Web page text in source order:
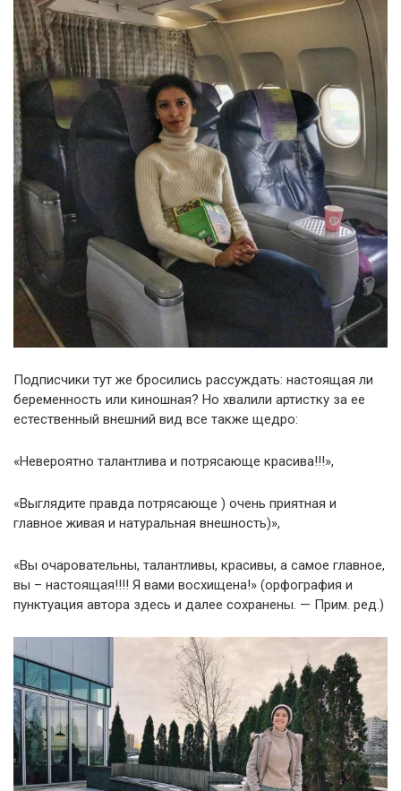
Подписчики тут же бросились рассуждать: настоящая ли
беременность или киношная? Но хвалили артистку за ее
естественный внешний вид все также щедро:
«Невероятно талантлива и потрясающе красива!!!»,
«Выглядите правда потрясающе ) очень приятная и
главное живая и натуральная внешность)»,
«Вы очаровательны, талантливы, красивы, а самое главное,
вы – настоящая!!!! Я вами восхищена!» (орфография и
пунктуация автора здесь и далее сохранены. — Прим. ред.)